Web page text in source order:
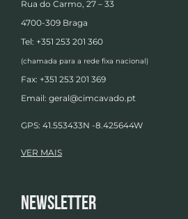
Rua do Carmo, 27 – 33
4700-309 Braga
Tel: +351 253 201 360
(chamada para a rede fixa nacional)
Fax: +351 253 201 369
Email: geral@cimcavado.pt
GPS: 41.553433N -8.425644W
VER MAIS
Newsletter